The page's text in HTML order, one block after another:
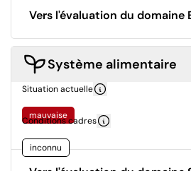
Vers l'évaluation du domaine
Système alimentaire
Situation actuelle
mauvaise
Conditions cadres
inconnu